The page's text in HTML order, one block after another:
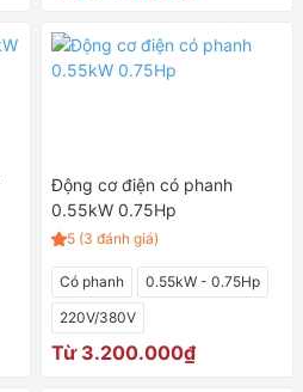
Động cơ điện có phanh
0.55kW 0.75Hp
5 (3 đánh giá)
Có phanh
0.55kW - 0.75Hp
220V/380V
Từ 3.200.000₫